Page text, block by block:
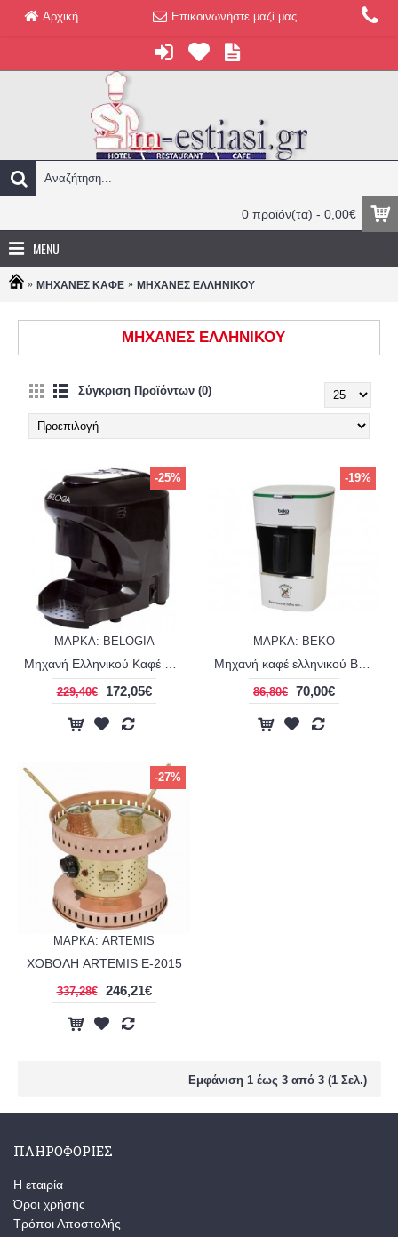
Αρχική Επικοινωνήστε μαζί μας
0 προϊόν(τα) - 0,00€
MENU
ΜΗΧΑΝΕΣ ΚΑΦΕ ΜΗΧΑΝΕΣ ΕΛΛΗΝΙΚΟΥ
ΜΗΧΑΝΕΣ ΕΛΛΗΝΙΚΟΥ
Σύγκριση Προϊόντων (0)
-25%
ΜΑΡΚΑ: BELOGIA
229,40€ 172,05€
-19%
ΜΑΡΚΑ: BEKO
86,80€ 70,00€
-27%
ΜΑΡΚΑ: ARTEMIS
ΧΟΒΟΛΗ ARTEMIS Ε-2015
337,28€ 246,21€
Εμφάνιση 1 έως 3 από 3 (1 Σελ.)
ΠΛΗΡΟΦΟΡΙΕΣ
H εταιρία
Όροι χρήσης
Τρόποι Αποστολής